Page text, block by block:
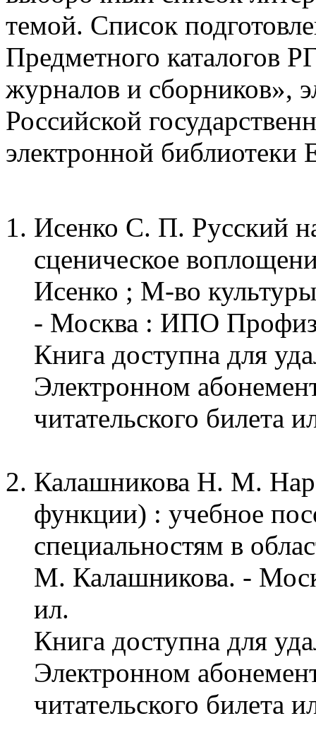
темой. Список
Предметного каталогов
журналов и сборников»,
Российской
электронной библиотеки
Исенко С. П. Русский
сценическое
Исенко ; М-во
- Москва : ИПО
Книга доступна для
Электронном
читательского билета
Калашникова Н. М.
функции) : учебное
специальностям в
М. Калашникова. -
ил.
Книга доступна для
Электронном
читательского билета